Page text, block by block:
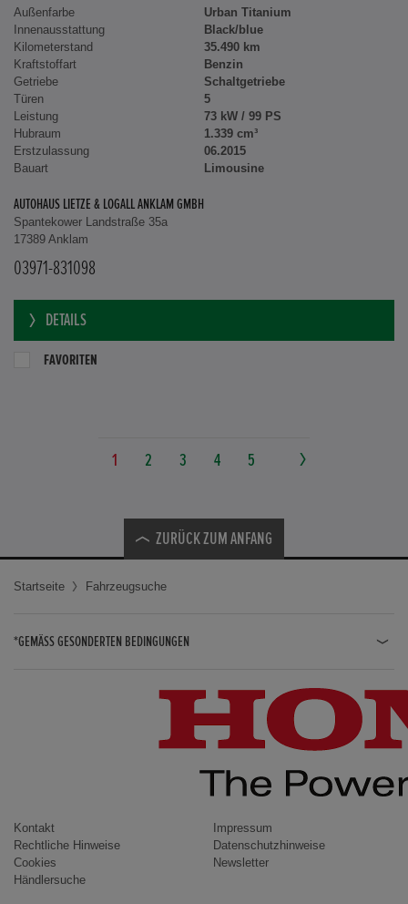
Außenfarbe
Urban Titanium
Innenausstattung
Black/blue
Kilometerstand
35.490 km
Kraftstoffart
Benzin
Getriebe
Schaltgetriebe
Türen
5
Leistung
73 kW / 99 PS
Hubraum
1.339 cm³
Erstzulassung
06.2015
Bauart
Limousine
AUTOHAUS LIETZE & LOGALL ANKLAM GMBH
Spantekower Landstraße 35a
17389 Anklam
03971-831098
DETAILS
FAVORITEN
1 2 3 4 5
ZURÜCK ZUM ANFANG
Startseite Fahrzeugsuche
*GEMÄSS GESONDERTEN BEDINGUNGEN
CIVIC / CIVIC LIMOUSINE
INSIGHT
ACCORD
Kontakt
Impressum
Rechtliche Hinweise
Datenschutzhinweise
Cookies
Newsletter
Händlersuche